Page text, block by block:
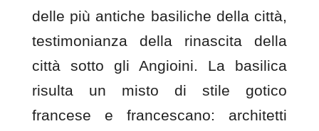
delle più antiche basiliche della città,
testimonianza della rinascita della
città sotto gli Angioini. La basilica
risulta un misto di stile gotico
francese e francescano: architetti